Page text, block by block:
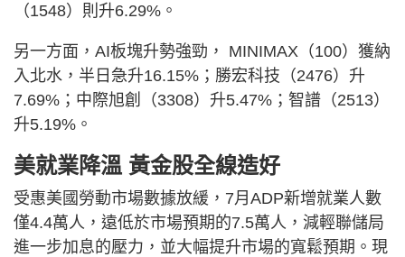
（1548）則升6.29%。
另一方面，AI板塊升勢強勁， MINIMAX（100）獲納
入北水，半日急升16.15%；勝宏科技（2476）升
7.69%；中際旭創（3308）升5.47%；智譜（2513）
升5.19%。
美就業降溫 黃金股全線造好
受惠美國勞動市場數據放緩，7月ADP新增就業人數
僅4.4萬人，遠低於市場預期的7.5萬人，減輕聯儲局
進一步加息的壓力，並大幅提升市場的寬鬆預期。現